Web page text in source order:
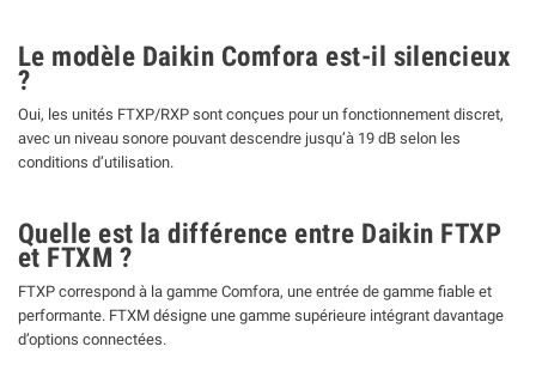
Le modèle Daikin Comfora est-il silencieux
?
Oui, les unités FTXP/RXP sont conçues pour un fonctionnement discret,
avec un niveau sonore pouvant descendre jusqu’à 19 dB selon les
conditions d’utilisation.
Quelle est la différence entre Daikin FTXP
et FTXM ?
FTXP correspond à la gamme Comfora, une entrée de gamme fiable et
performante. FTXM désigne une gamme supérieure intégrant davantage
d’options connectées.